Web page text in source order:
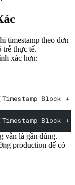
timestamp theo đơn
trễ thực tế.
xác hơn:
Block +
Block +
vẫn là gần đúng.
production để có